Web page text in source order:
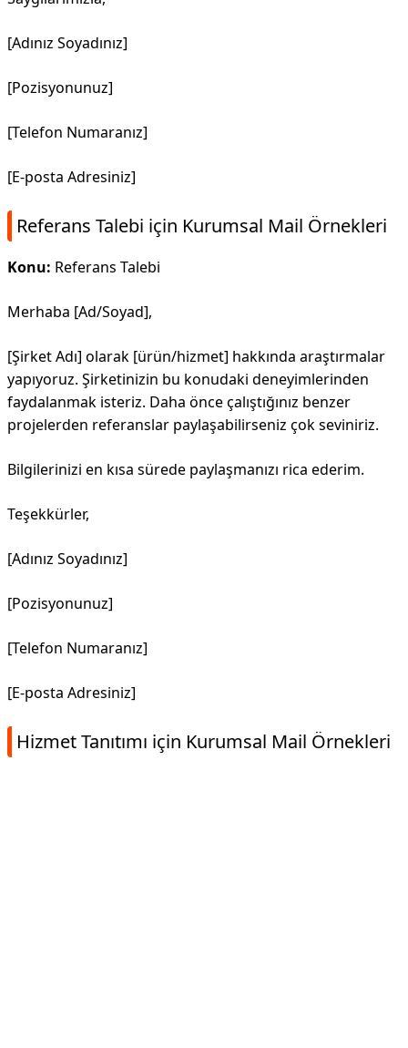
[Adınız Soyadınız]
[Pozisyonunuz]
[Telefon Numaranız]
[E-posta Adresiniz]
Referans Talebi için Kurumsal Mail Örnekleri
Konu: Referans Talebi
Merhaba [Ad/Soyad],
[Şirket Adı] olarak [ürün/hizmet] hakkında araştırmalar
yapıyoruz. Şirketinizin bu konudaki deneyimlerinden
faydalanmak isteriz. Daha önce çalıştığınız benzer
projelerden referanslar paylaşabilirseniz çok seviniriz.
Bilgilerinizi en kısa sürede paylaşmanızı rica ederim.
Teşekkürler,
[Adınız Soyadınız]
[Pozisyonunuz]
[Telefon Numaranız]
[E-posta Adresiniz]
Hizmet Tanıtımı için Kurumsal Mail Örnekleri